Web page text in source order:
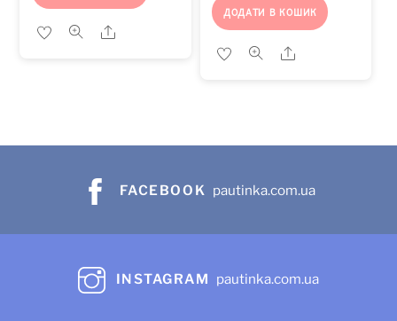
Share
ДОДАТИ В КОШИК
Share
FACEBOOK pautinka.com.ua
INSTAGRAM pautinka.com.ua